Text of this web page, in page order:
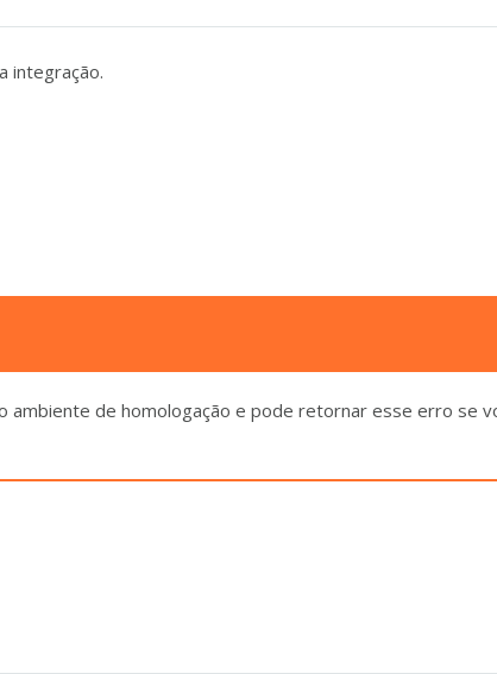
integração.
ambiente de homologação e pode retornar esse erro se